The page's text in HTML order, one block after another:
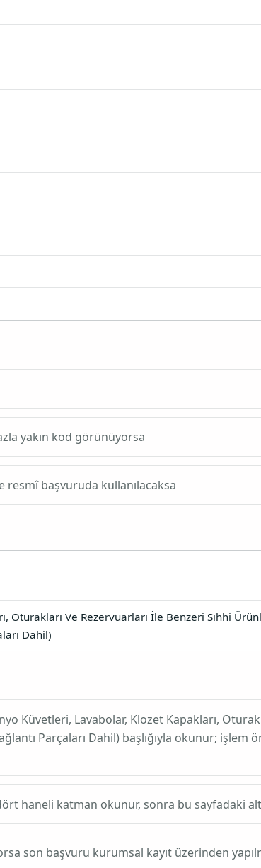
yakın kod görünüyorsa
resmî başvuruda kullanılacaksa
Oturakları Ve Rezervuarları İle Benzeri Sıhhi
Dahil)
Küvetleri, Lavabolar, Klozet Kapakları,
Parçaları Dahil) başlığıyla okunur; işlem
haneli katman okunur, sonra bu sayfadaki
son başvuru kurumsal kayıt üzerinden